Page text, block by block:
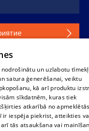
базе данных,
или копирование
форме строго
любого
un uzlabotu
satura ģenerēšanai, veiktu
kā arī produktu
sīkdatnēm, kuras tiek
atkarībā no
ir iespēja piekrist, atteikties
tās atsaukšana vai